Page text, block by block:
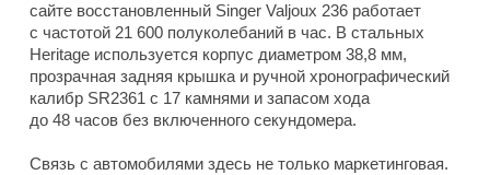
сайте восстановленный Singer Valjoux 236 работает
с частотой 21 600 полуколебаний в час. В стальных
Heritage используется корпус диаметром 38,8 мм,
прозрачная задняя крышка и ручной хронографический
калибр SR2361 с 17 камнями и запасом хода
до 48 часов без включенного секундомера.
Связь с автомобилями здесь не только маркетинговая.